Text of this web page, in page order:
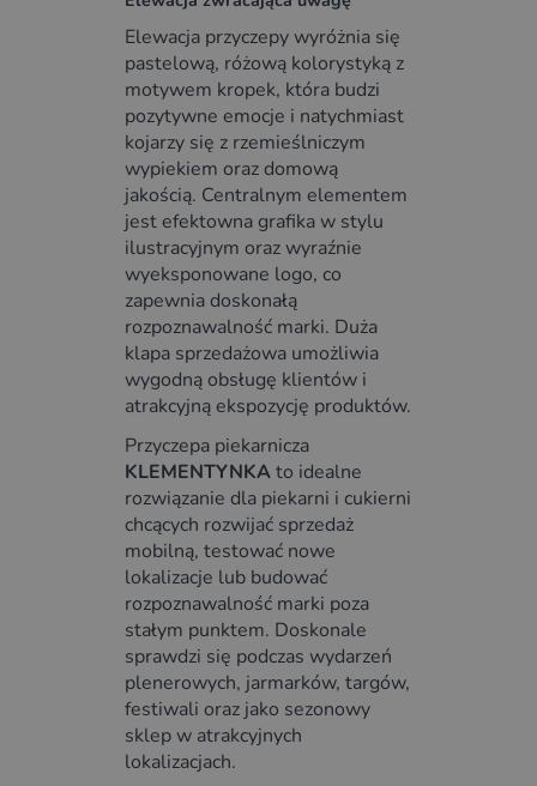
Elewacja przyczepy wyróżnia się
pastelową, różową kolorystyką z
motywem kropek, która budzi
pozytywne emocje i natychmiast
kojarzy się z rzemieślniczym
wypiekiem oraz domową
jakością. Centralnym elementem
jest efektowna grafika w stylu
ilustracyjnym oraz wyraźnie
wyeksponowane logo, co
zapewnia doskonałą
rozpoznawalność marki. Duża
klapa sprzedażowa umożliwia
wygodną obsługę klientów i
atrakcyjną ekspozycję produktów.
Przyczepa piekarnicza
KLEMENTYNKAto idealne
rozwiązanie dla piekarni i cukierni
chcących rozwijać sprzedaż
mobilną, testować nowe
lokalizacje lub budować
rozpoznawalność marki poza
stałym punktem. Doskonale
sprawdzi się podczas wydarzeń
plenerowych, jarmarków, targów,
festiwali oraz jako sezonowy
sklep w atrakcyjnych
lokalizacjach.